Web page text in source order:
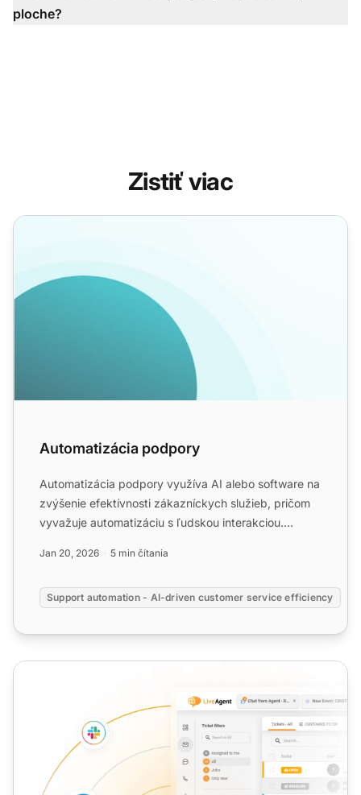
ploche?
Zistiť viac
Automatizácia podpory
Automatizácia podpory
Automatizácia podpory využíva AI alebo software na
zvýšenie efektívnosti zákazníckych služieb, pričom
vyvažuje automatizáciu s ľudskou interakciou.
Jan 20, 2026 5 min čítania
Support automation - AI-driven customer service efficiency
Portál helpdesku